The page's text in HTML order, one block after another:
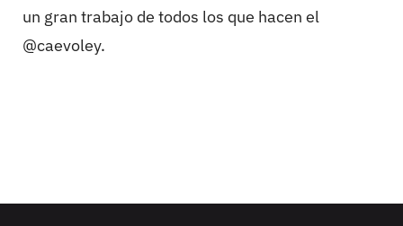
un gran trabajo de todos los que hacen el
@caevoley.